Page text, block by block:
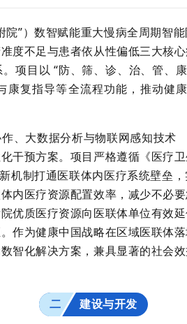
”）数智赋能重大慢病全周期智
度不足与患者依从性偏低三大核
项目以 “防、筛、诊、治、管、
复指导等全流程功能，推动健
、大数据分析与物联网感知技术
干预方案。项目严格遵循《医疗
机制打通医联体内医疗系统壁垒
内医疗资源配置效率，减少不必
优质医疗资源向医联体单位有效
作为健康中国战略在区域医联体
智化解决方案，兼具显著的社会
二 建设与开发